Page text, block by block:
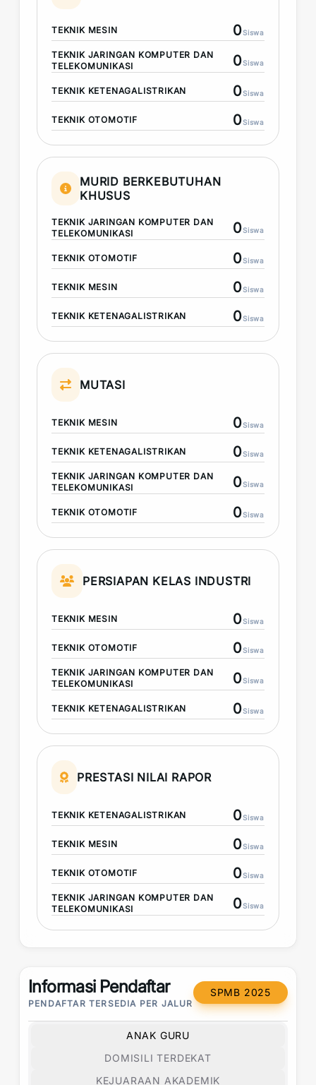
TEKNIK MESIN 0Siswa
TEKNIK JARINGAN KOMPUTER DAN
TELEKOMUNIKASI
0Siswa
TEKNIK KETENAGALISTRIKAN 0Siswa
TEKNIK OTOMOTIF 0Siswa
MURID BERKEBUTUHAN
KHUSUS
TEKNIK JARINGAN KOMPUTER DAN
TELEKOMUNIKASI
0Siswa
TEKNIK OTOMOTIF 0Siswa
TEKNIK MESIN 0Siswa
TEKNIK KETENAGALISTRIKAN 0Siswa
MUTASI
TEKNIK MESIN 0Siswa
TEKNIK KETENAGALISTRIKAN 0Siswa
TEKNIK JARINGAN KOMPUTER DAN
TELEKOMUNIKASI
0Siswa
TEKNIK OTOMOTIF 0Siswa
PERSIAPAN KELAS INDUSTRI
TEKNIK MESIN 0Siswa
TEKNIK OTOMOTIF 0Siswa
TEKNIK JARINGAN KOMPUTER DAN
TELEKOMUNIKASI
0Siswa
TEKNIK KETENAGALISTRIKAN 0Siswa
PRESTASI NILAI RAPOR
TEKNIK KETENAGALISTRIKAN 0Siswa
TEKNIK MESIN 0Siswa
TEKNIK OTOMOTIF 0Siswa
TEKNIK JARINGAN KOMPUTER DAN
TELEKOMUNIKASI
0Siswa
Informasi Pendaftar
PENDAFTAR TERSEDIA PER JALUR
SPMB 2025
ANAK GURU
DOMISILI TERDEKAT
KEJUARAAN AKADEMIK